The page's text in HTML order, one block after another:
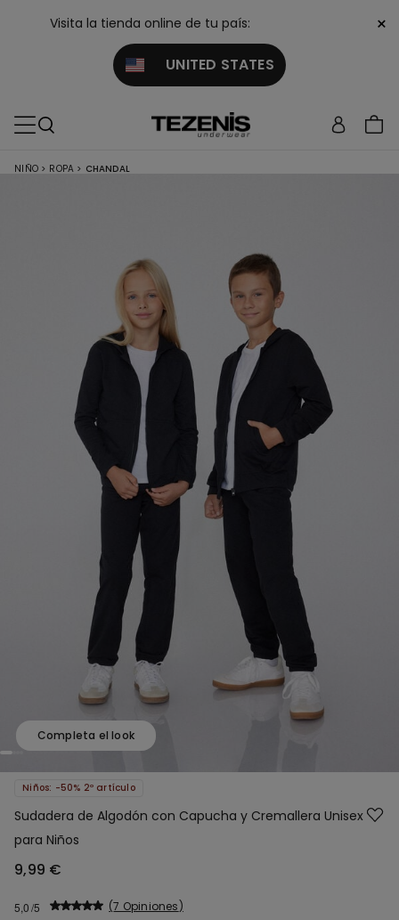
Visita la tienda online de tu país:
UNITED STATES
×
NIÑO > ROPA > CHANDAL
Completa el look
Niños: -50% 2º artículo
Sudadera de Algodón con Capucha y Cremallera Unisex
para Niños
9,99 €
5,0 7 Opiniones